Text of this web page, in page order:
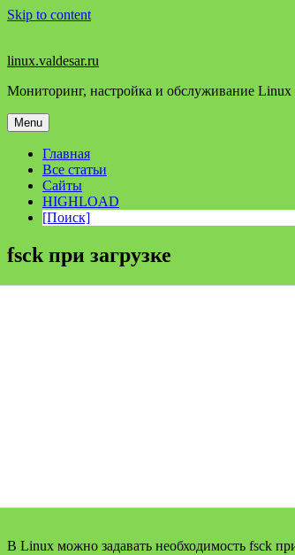
Skip to content
linux.valdesar.ru
Мониторинг, настройка и обслуживание Linux
Menu
Главная
Все статьи
Сайты
HIGHLOAD
[Поиск]
fsck при загрузке
В Linux можно задавать необходимость fsck